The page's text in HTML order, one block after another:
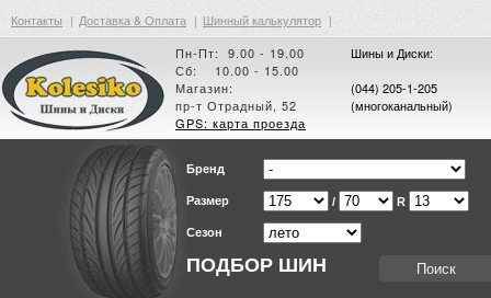
Контакты | Доставка & Оплата | Шинный калькулятор |
Пн-Пт: 9.00 - 19.00
Сб: 10.00 - 15.00
Магазин:
пр-т Отрадный, 52
GPS: карта проезда
Шины и Диски:
(044) 205-1-205
(многоканальный)
ПОДБОР ШИН
Бренд
Размер / R
Сезон